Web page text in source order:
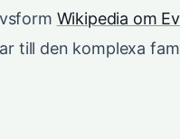
Wikipedia om
till den komplexa